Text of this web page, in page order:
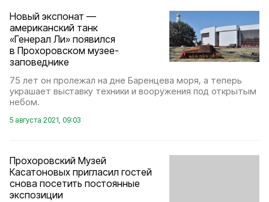
Новый экспонат —
американский танк
«Генерал Ли» появился
в Прохоровском музее-
заповеднике
75 лет он пролежал на дне Баренцева моря, а теперь
украшает выставку техники и вооружения под открытым
небом.
5 августа 2021, 09:03
Прохоровский Музей
Касатоновых пригласил гостей
снова посетить постоянные
экспозиции